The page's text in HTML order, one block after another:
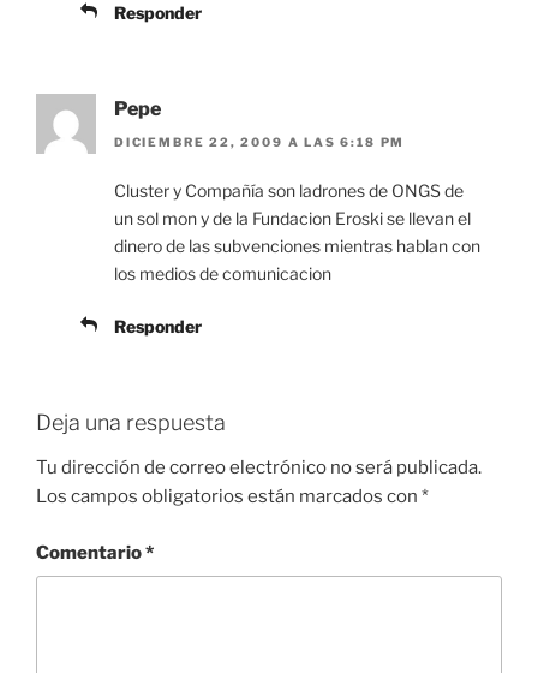
Responder
Pepe
DICIEMBRE 22, 2009 A LAS 6:18 PM
Cluster y Compañía son ladrones de ONGS de
un sol mon y de la Fundacion Eroski se llevan el
dinero de las subvenciones mientras hablan con
los medios de comunicacion
Responder
Deja una respuesta
Tu dirección de correo electrónico no será publicada.
Los campos obligatorios están marcados con *
Comentario*